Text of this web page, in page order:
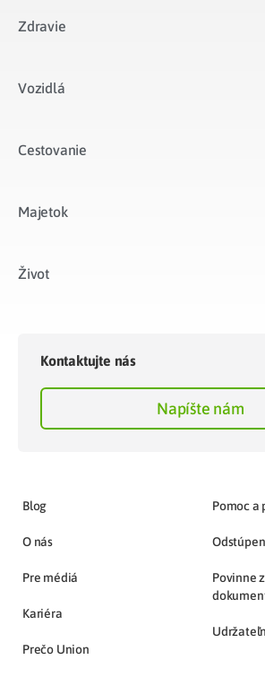
Zdravie
Vozidlá​
Cestovanie
Majetok​
Život​
Kontaktujte nás
Napíšte nám
Blog
O nás
Pre médiá
Kariéra
Prečo Union
Pomoc a
Povinne